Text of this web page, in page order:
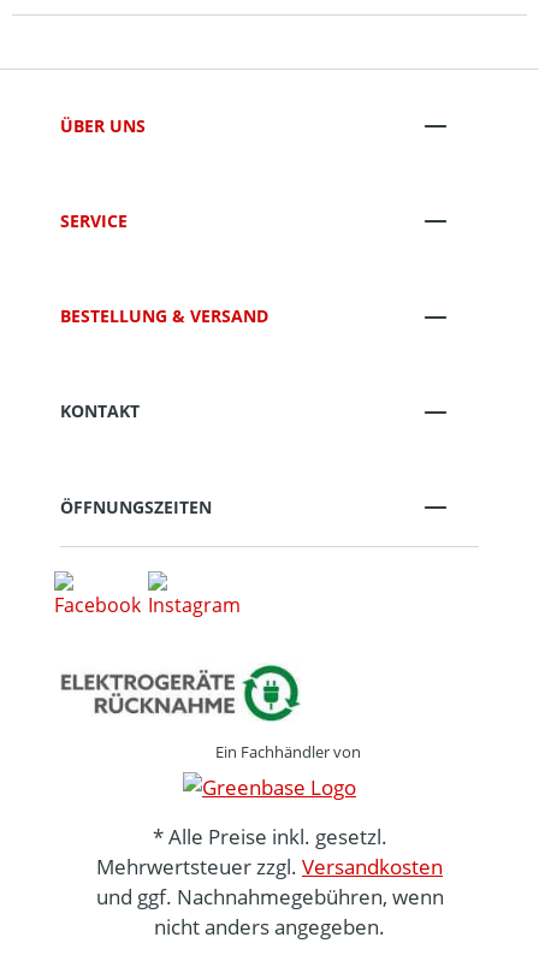
ÜBER UNS
SERVICE
BESTELLUNG & VERSAND
KONTAKT
ÖFFNUNGSZEITEN
Ein Fachhändler von
* Alle Preise inkl. gesetzl.
Mehrwertsteuer zzgl. Versandkosten
und ggf. Nachnahmegebühren, wenn
nicht anders angegeben.